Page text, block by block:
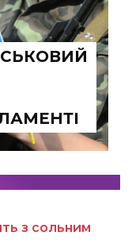
з сольним